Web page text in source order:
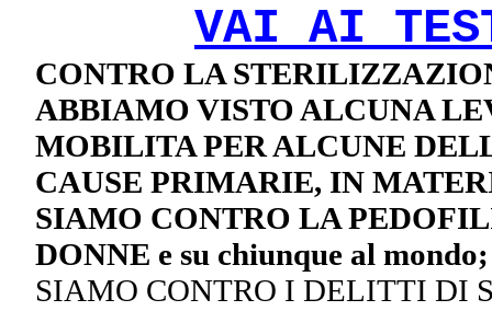
VAI AI
CONTRO LA
ABBIAMO VISTO ALCUNA
MOBILITA PER ALCUNE
CAUSE PRIMARIE, IN
SIAMO CONTRO LA
DONNE e su chiunque al mondo;
SIAMO CONTRO I DELITTI DI